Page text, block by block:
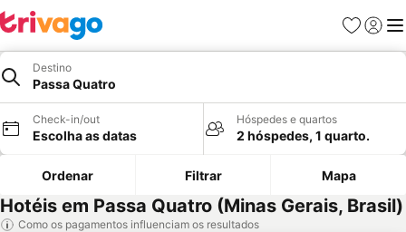
Favoritos
Iniciar
Destino
Passa Quatro
Check-in/out
Escolha as datas
Hóspedes e quartos
2 hóspedes, 1 quarto.
Ordenar Filtrar Mapa
Hotéis em Passa Quatro (Minas Gerais, Brasil)
Como os pagamentos influenciam os resultados